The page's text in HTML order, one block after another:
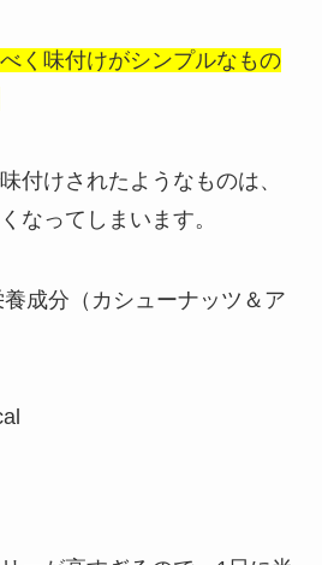
く味付けがシンプルなもの
付けされたようなものは、
なってしまいます。
成分（カシューナッツ＆ア